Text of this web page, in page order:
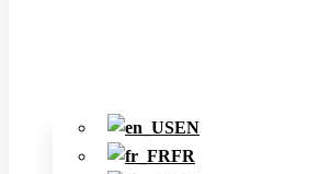
EN
FR